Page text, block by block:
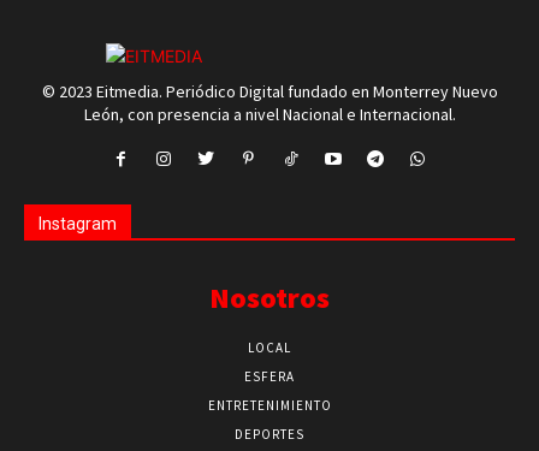
© 2023 Eitmedia. Periódico Digital fundado en Monterrey Nuevo
León, con presencia a nivel Nacional e Internacional.
Instagram
Nosotros
LOCAL
ESFERA
ENTRETENIMIENTO
DEPORTES